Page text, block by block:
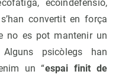
ecoindefensió,
convertit en força
no es pot mantenir un
psicòlegs han
un “espai finit de